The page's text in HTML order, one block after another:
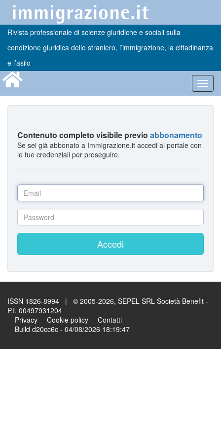
Rivista professionale di scienze giuridiche e sociali sulla
condizione giuridica dello straniero, l’immigrazione, la cittadinanza
e l’asilo
Contenuto completo visibile previo abbonamento
Se sei già abbonato a Immigrazione.it accedi al portale con
le tue credenziali per proseguire.
Accedi
ISSN 1826-8994 | © 2005-2026, SEPEL SRL Società Benefit -
P.I. 00497931204
Privacy
Cookie policy
Contatti
Build d20cc6c - 04/08/2026 18:19:47